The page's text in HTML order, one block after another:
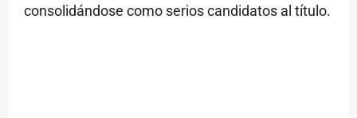
consolidándose como serios candidatos al título.